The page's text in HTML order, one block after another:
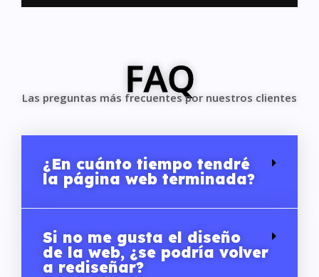
FAQ
Las preguntas más frecuentes por nuestros clientes
¿En cuánto tiempo tendré
la página web terminada?
Si no me gusta el diseño
de la web, ¿se podría volver
a rediseñar?